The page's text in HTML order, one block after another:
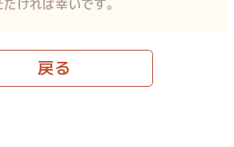
ければ幸いです。
戻る